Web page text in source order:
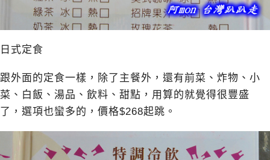
日式定食
跟外面的定食一樣，除了主餐外，還有前菜、炸物、小
菜、白飯、湯品、飲料、甜點，用算的就覺得很豐盛
了，選項也蠻多的，價格$268起跳。